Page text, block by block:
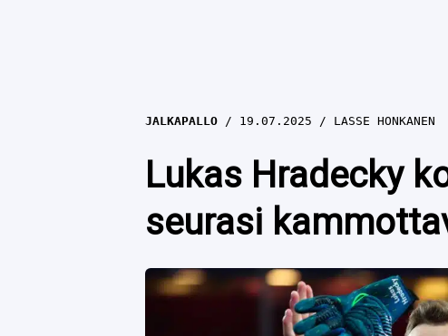
JALKAPALLO 19.07.2025 LASSE HONKANEN
Lukas Hradecky
seurasi